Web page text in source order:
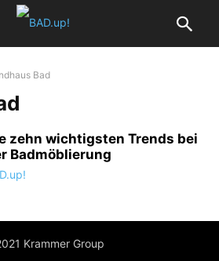
Bad
zehn wichtigsten Trends bei
Badmöblierung
Krammer Group